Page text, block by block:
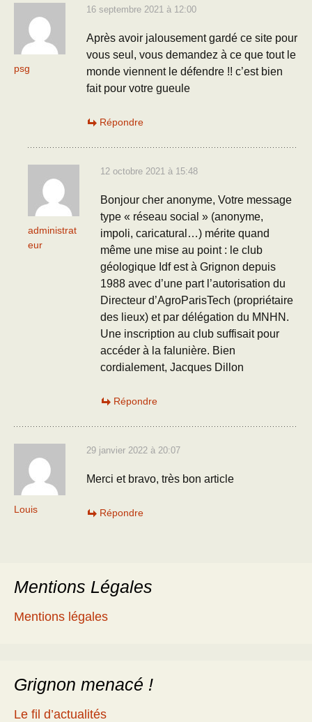
psg
16 septembre 2021 à 12:00
Après avoir jalousement gardé ce site pour
vous seul, vous demandez à ce que tout le
monde viennent le défendre !! c’est bien
fait pour votre gueule
Répondre
administrat
eur
12 octobre 2021 à 15:48
Bonjour cher anonyme, Votre message
type « réseau social » (anonyme,
impoli, caricatural…) mérite quand
même une mise au point : le club
géologique Idf est à Grignon depuis
1988 avec d’une part l’autorisation du
Directeur d’AgroParisTech (propriétaire
des lieux) et par délégation du MNHN.
Une inscription au club suffisait pour
accéder à la falunière. Bien
cordialement, Jacques Dillon
Répondre
Louis
29 janvier 2022 à 20:07
Merci et bravo, très bon article
Répondre
Mentions Légales
Mentions légales
Grignon menacé !
Le fil d’actualités